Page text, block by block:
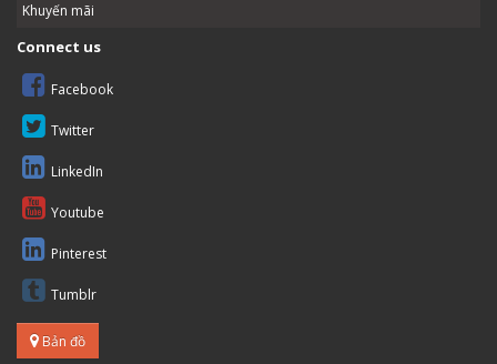
Khuyến mãi
Connect us
Facebook
Twitter
LinkedIn
Youtube
Pinterest
Tumblr
Bản đồ